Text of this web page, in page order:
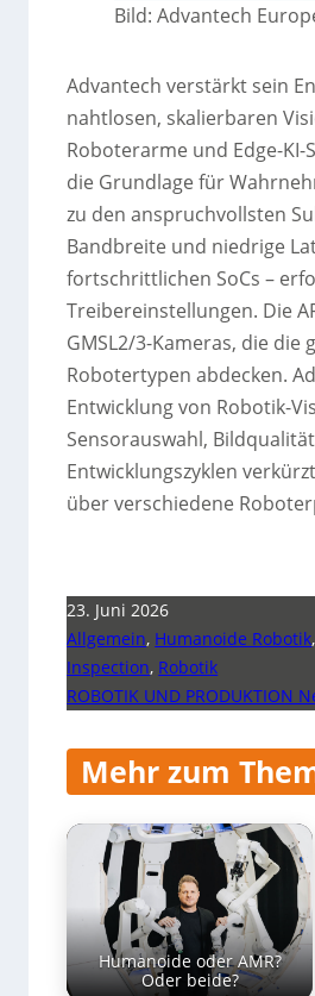
Bild: Advantech
Advantech verstärkt sein
nahtlosen, skalierbaren
Roboterarme und Edge-
die Grundlage für
zu den anspruchvollsten
Bandbreite und niedrige
fortschrittlichen SoCs –
Treibereinstellungen. Die
GMSL2/3-Kameras, die
Robotertypen abdecken.
Entwicklung von Robotik-
Sensorauswahl,
Entwicklungszyklen
über verschiedene
23. Juni 2026
Allgemein, Humanoide Robotik,
Inspection, Robotik
ROBOTIK UND PRODUKTION
Mehr zum
Humanoide oder AMR?
Oder beide?